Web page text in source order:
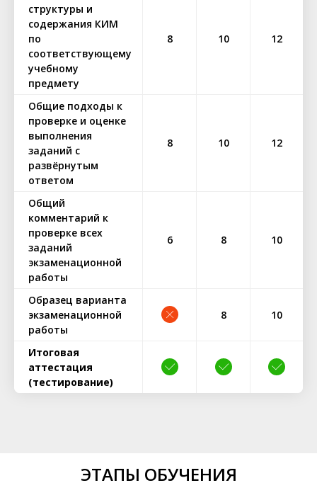
структуры и
содержания КИМ
по
соответствующему
учебному
предмету
8 10 12
Общие подходы к
проверке и оценке
выполнения
заданий с
развёрнутым
ответом
8 10 12
Общий
комментарий к
проверке всех
заданий
экзаменационной
работы
6 8 10
Образец варианта
экзаменационной
работы
8 10
Итоговая
аттестация
(тестирование)
ЭТАПЫ ОБУЧЕНИЯ